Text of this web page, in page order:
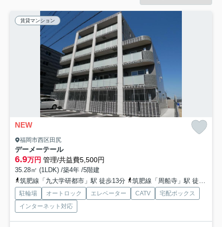
賃貸マンション
NEW
福岡市西区田尻
デーメーテール
6.9万円 管理/共益費5,500円
35.28㎡ (1LDK) /築4年 /5階建
筑肥線「九大学研都市」駅 徒歩13分
筑肥線「周船寺」駅 徒歩18分
駐輪場 オートロック エレベーター CATV
宅配ボックス
インターネット対応